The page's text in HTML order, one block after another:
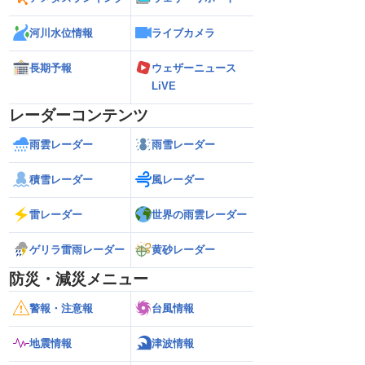
河川水位情報 ライブカメラ
長期予報
ウェザーニュース
LiVE
レーダーコンテンツ
雨雲レーダー 雨雪レーダー
積雪レーダー 風レーダー
雷レーダー 世界の雨雲レーダー
ゲリラ雷雨レーダー 黄砂レーダー
防災・減災メニュー
警報・注意報 台風情報
地震情報 津波情報